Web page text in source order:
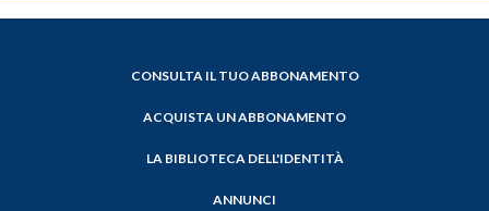
CONSULTA IL TUO ABBONAMENTO
ACQUISTA UN ABBONAMENTO
LA BIBLIOTECA DELL'IDENTITÀ
ANNUNCI